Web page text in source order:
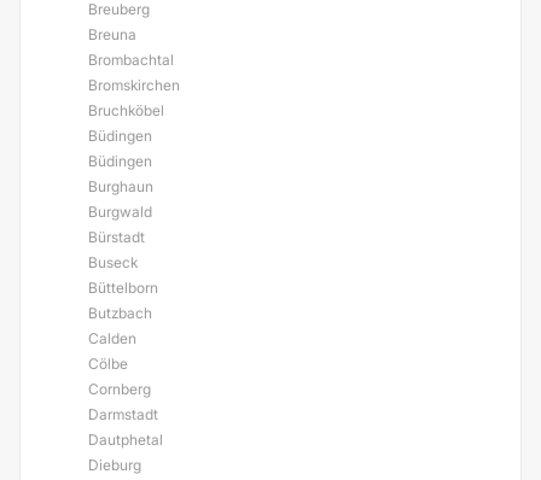
Breuberg
Breuna
Brombachtal
Bromskirchen
Bruchköbel
Büdingen
Büdingen
Burghaun
Burgwald
Bürstadt
Buseck
Büttelborn
Butzbach
Calden
Cölbe
Cornberg
Darmstadt
Dautphetal
Dieburg